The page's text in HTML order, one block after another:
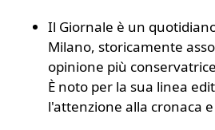
Il Giornale è un
Milano, storicamente
opinione più
È noto per la sua linea
l'attenzione alla cronaca